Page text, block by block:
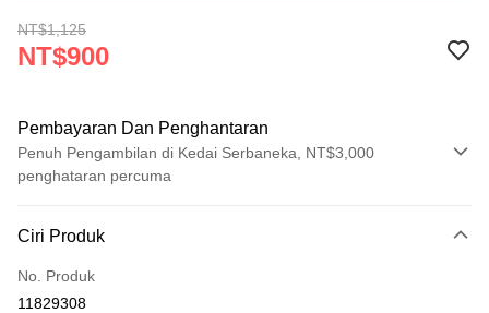
NT$1,125
NT$900
Pembayaran Dan Penghantaran
Penuh Pengambilan di Kedai Serbaneka, NT$3,000
penghataran percuma
Kad Kredit (Bayaran Penuh)
Pengambilan di Kedai Serbaneka
Ciri Produk
No. Produk
11829308